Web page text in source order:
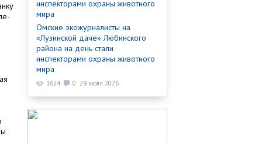
Омские экожурналисты на
«Лузинской даче» Любинского
района на день стали
инспекторами охраны животного
мира
1624 0 29 июля 2026